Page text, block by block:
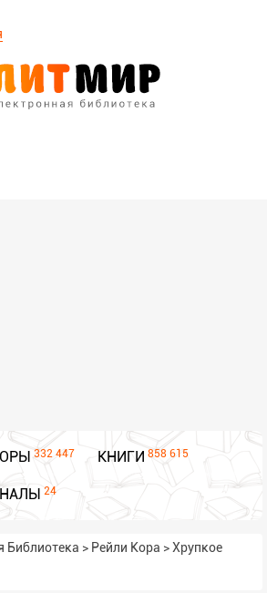
332 447 КНИГИ 858 615
24
Библиотека > Рейли Кора >Хрупкое